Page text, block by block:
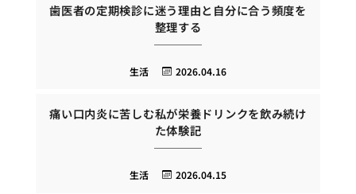
歯医者の定期検診に迷う理由と自分に合う頻度を
整理する
2026.04.16
生活
痛い口内炎に苦しむ私が栄養ドリンクを飲み続け
た体験記
2026.04.15
生活